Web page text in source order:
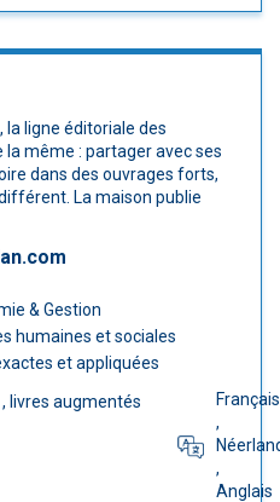
la ligne éditoriale des
même : partager avec ses
dans des ouvrages forts,
La maison publie
& Gestion
humaines et sociales
et appliquées
, livres augmentés
Français
,
,
Anglais